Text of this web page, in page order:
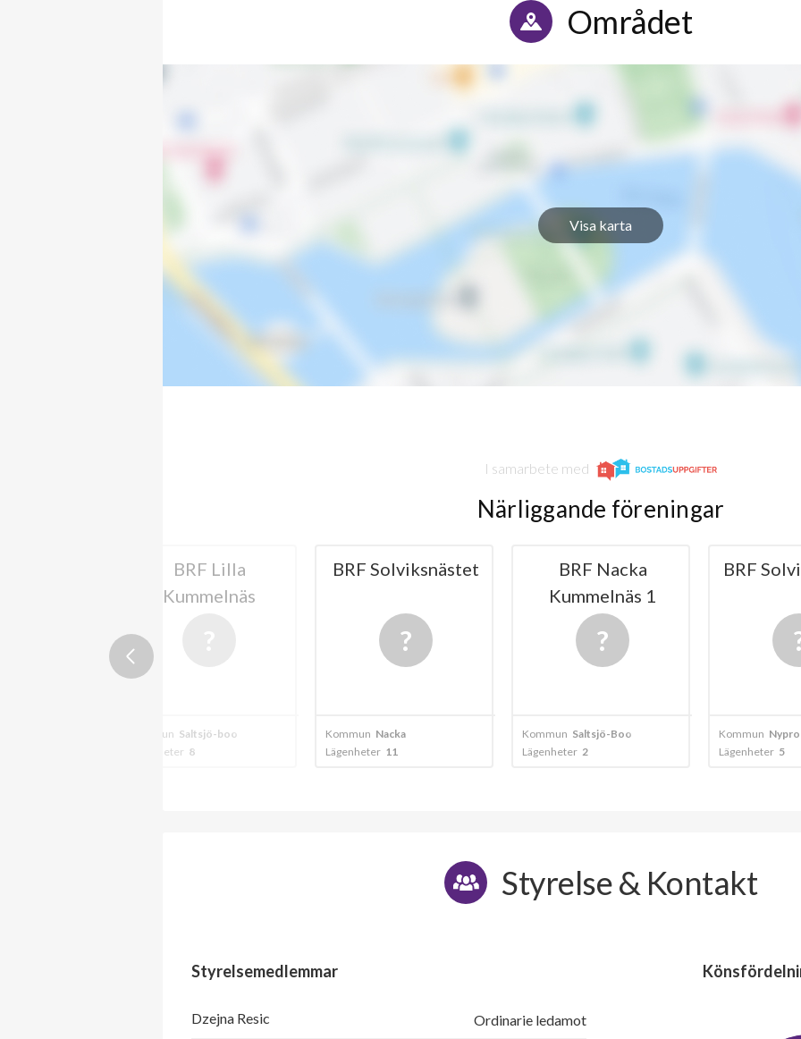
Området
Visa karta
I samarbete med
Närliggande föreningar
BRF Solviksnästet
Kommun Nacka
Lägenheter 11
BRF Nacka
Kommun Saltsjö-Boo
Lägenheter 2
BRF Solviksgården
Kommun Nyproduktion
Lägenheter 5
BRF
Kommun
Lägenheter 8
Styrelse & Kontakt
Styrelsemedlemmar
Dzejna Resic Ordinarie ledamot